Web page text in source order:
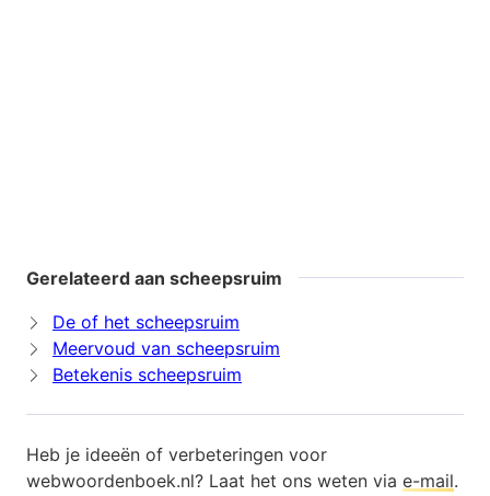
Gerelateerd aan scheepsruim
De of het scheepsruim
Meervoud van scheepsruim
Betekenis scheepsruim
Heb je ideeën of verbeteringen voor
webwoordenboek.nl? Laat het ons weten via e-mail.